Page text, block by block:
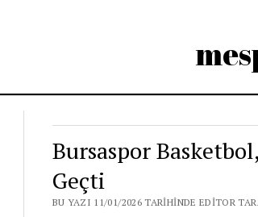
Bursaspor
Geçti
BU YAZI 11/01/2026 TARIHINDE EDITOR